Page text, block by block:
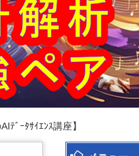
ﾞｰﾀｻｲｴﾝｽ講座】